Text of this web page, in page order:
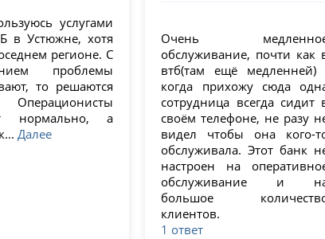
услугами
в Устюжне, хотя
регионе. С
проблемы
то решаются
Операционисты
нормально, а
Далее
Очень
обслуживание, почти как
втб(там ещё медленней)
когда прихожу сюда
сотрудница всегда сидит
своём телефоне, не разу
видел чтобы она кого-
обслуживала. Этот банк
настроен на
обслуживание и
большое
клиентов.
1 ответ